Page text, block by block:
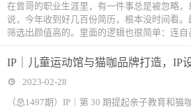
在曾哥的职业生涯里，有一件事总是被忽略
说，今年收到好几百份简历，根本没时间看
筛选出颜值高的。里面的逻辑也很简单：连自
IP｜儿童运动馆与猫咖品牌打造，IP
2023-02-28
（总1497期）IP｜第 30 期提起亲子教育和